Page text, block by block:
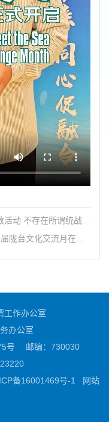
工作办公室
办公室
号
邮编：730030
备16001469号-1
网站